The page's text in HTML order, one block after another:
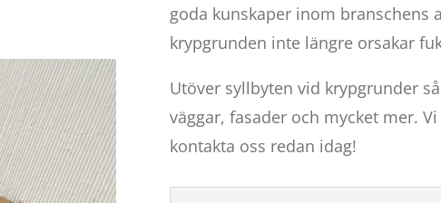
goda kunskaper inom branschens
krypgrunden inte längre orsakar
Utöver syllbyten vid krypgrunder
väggar, fasader och mycket mer.
kontakta oss redan idag!